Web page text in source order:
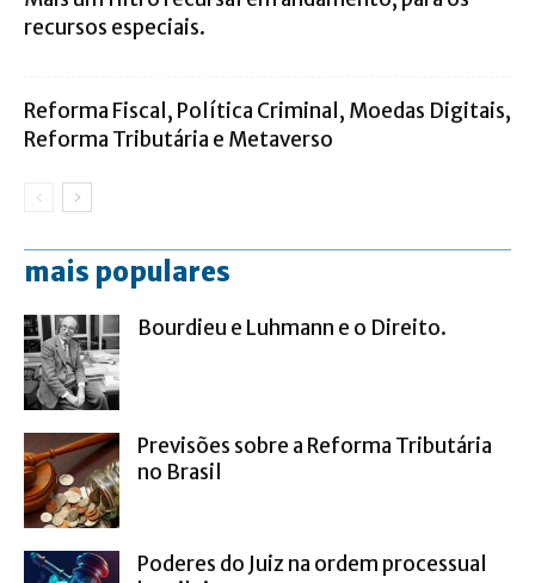
recursos especiais.
Reforma Fiscal, Política Criminal, Moedas Digitais,
Reforma Tributária e Metaverso
mais populares
Bourdieu e Luhmann e o Direito.
Previsões sobre a Reforma Tributária
no Brasil
Poderes do Juiz na ordem processual